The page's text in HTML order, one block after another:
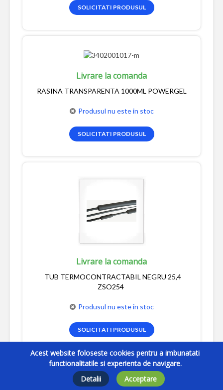
SOLICITATI PRODUSUL
Livrare la comanda
RASINA TRANSPARENTA 1000ML POWERGEL
Produsul nu este in stoc
SOLICITATI PRODUSUL
Livrare la comanda
TUB TERMOCONTRACTABIL NEGRU 25,4
ZSO254
Produsul nu este in stoc
SOLICITATI PRODUSUL
Acest website foloseste cookies pentru a imbunatati
functionalitatile si experienta de navigare.
Detalii
Acceptare